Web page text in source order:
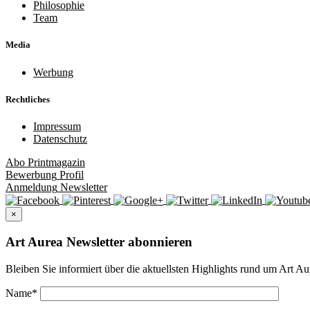
Philosophie
Team
Media
Werbung
Rechtliches
Impressum
Datenschutz
Abo Printmagazin
Bewerbung Profil
Anmeldung Newsletter
×
Art Aurea Newsletter abonnieren
Bleiben Sie informiert über die aktuellsten Highlights rund um Art
Name*